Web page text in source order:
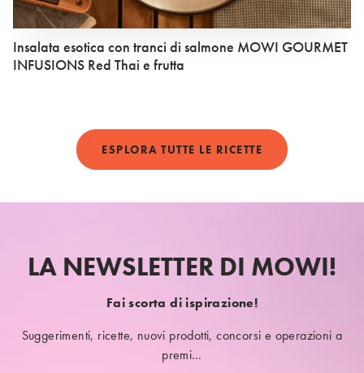
Insalata esotica con tranci di salmone MOWI GOURMET
INFUSIONS Red Thai e frutta
ESPLORA TUTTE LE RICETTE
LA NEWSLETTER DI MOWI!
Fai scorta di ispirazione!
Suggerimenti, ricette, nuovi prodotti, concorsi e operazioni a
premi…